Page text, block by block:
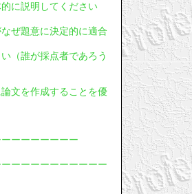
に説明してください
ぜ題意に決定的に適合
（誰が採点者であろう
文を作成することを優
ーーーーーーー
ーーーーーーーーーー